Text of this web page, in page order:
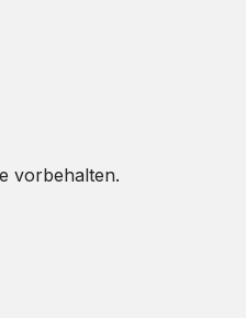
vorbehalten.